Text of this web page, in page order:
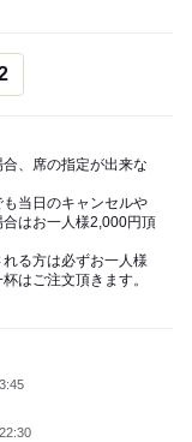
、席の指定が出来な
当日のキャンセルや
はお一人様2,000円頂
る方は必ずお一人様
はご注文頂きます。